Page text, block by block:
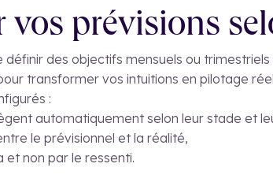
vos prévisions
des objectifs mensuels ou
transformer vos intuitions en pilotage
:
automatiquement selon leur stade et
le prévisionnel et la réalité,
et non par le ressenti.